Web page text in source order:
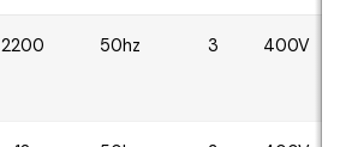
2200 50hz 3 400V